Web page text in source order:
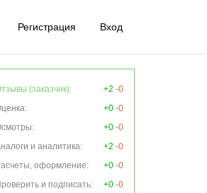
Регистрация Вход
(заказчик): +2 -0
+0 -0
+0 -0
и аналитика:
+2 -0
оформление:
+0 -0
и подписать:
+0 -0